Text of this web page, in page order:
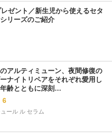
ゼント／新生児から使えるセタ
リーズのご紹介
アルティミューン、夜間修復の
ナイトリペアをそれぞれ愛用し
齢とともに深刻…
6
ール ル セラム